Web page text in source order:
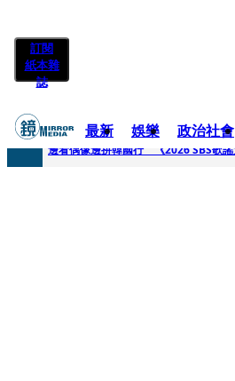
訂閱
紙本雜
誌
最新 娛樂 政治社會
快訊